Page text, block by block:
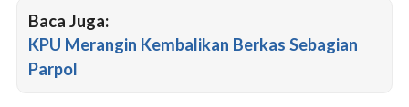
Baca Juga:
KPU Merangin Kembalikan Berkas Sebagian
Parpol